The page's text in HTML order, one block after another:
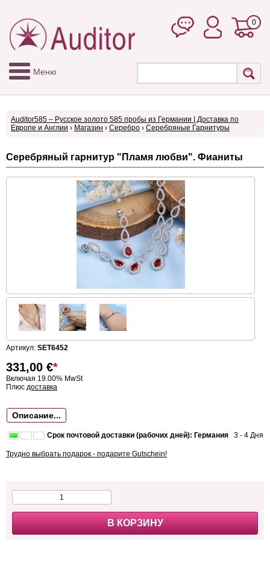
0
Меню
Auditor585 – Русское золото 585 пробы из Германии | Доставка по
Европе и Англии › Магазин › Серебро › Серебряные Гарнитуры
Серебряный гарнитур "Пламя любви". Фианиты
Артикул: SET6452
331,00 €*
Включая 19.00% MwSt
Плюс доставка
Описание...
Срок почтовой доставки (рабочих дней): Германия 3 - 4 Дня
Трудно выбрать подарок - подарите Gutschein!
В КОРЗИНУ